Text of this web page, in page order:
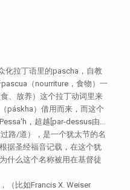
化拉丁语里的pascha，自教
（nourriture，食物）一
、放养）这个拉丁动词里来
páskha）借用而来，而这个
路/道），是一个犹太节的名
据圣经福音记载，在这个犹
什么这个名称被用在基督徒
（比如Francis X. Weiser